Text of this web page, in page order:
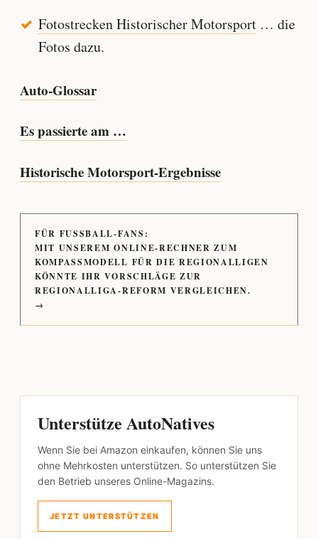
Fotostrecken Historischer Motorsport… die
Fotos dazu.
Auto-Glossar
Es passierte am …
Historische Motorsport-Ergebnisse
FÜR FUSSBALL-FANS:
MIT UNSEREM ONLINE-RECHNER ZUM
KOMPASSMODELL FÜR DIE REGIONALLIGEN
KÖNNTE IHR VORSCHLÄGE ZUR
REGIONALLIGA-REFORM VERGLEICHEN.
→
Unterstütze AutoNatives
Wenn Sie bei Amazon einkaufen, können Sie uns
ohne Mehrkosten unterstützen. So unterstützen Sie
den Betrieb unseres Online-Magazins.
JETZT UNTERSTÜTZEN